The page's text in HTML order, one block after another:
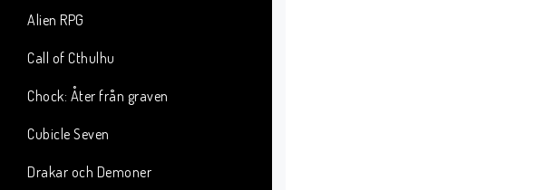
Alien RPG
Call of Cthulhu
Chock: Åter från graven
Cubicle Seven
Drakar och Demoner